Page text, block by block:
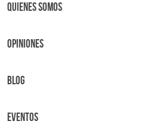
Quienes Somos
OPINIONES
BLOG
Eventos